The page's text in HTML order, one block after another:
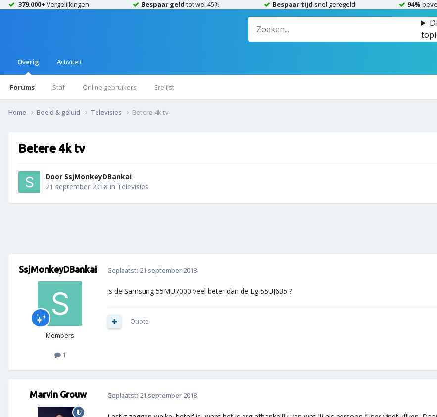
379.000+ Vergelijkingen Bespaar geld tot wel 45% Bespaar tijd snel geregeld 94%
Overig
Forums Staf Online gebruikers Erelijst
Activiteit
Home Beeld & geluid Televisies Betere 4k tv
Betere 4k tv
Door SsjMonkeyDBankai
21 september 2018 in Televisies
SsjMonkeyDBankai
Members
1
Geplaatst: 21 september 2018
is de Samsung 55MU7000 veel beter dan de Lg 55UJ635 ?
Quote
Marvin Grouw Geplaatst: 21 september 2018